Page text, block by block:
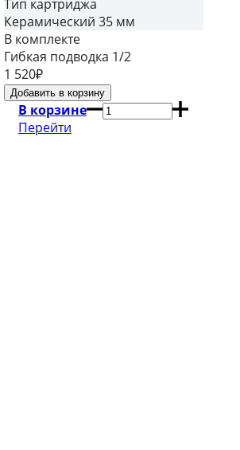
Тип картриджа
Керамический 35 мм
В комплекте
Гибкая подводка 1/2
1 520₽
В корзине
Перейти